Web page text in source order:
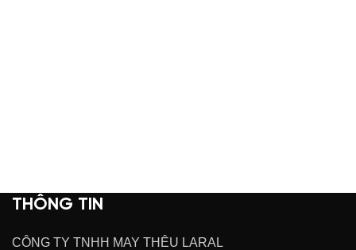
THÔNG TIN
CÔNG TY TNHH MAY THÊU LARAL